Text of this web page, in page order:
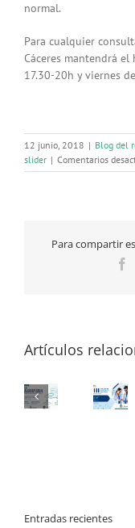
normal.
Para cualquier
Cáceres mantendrá
17.30-20h y viernes
12 junio, 2018 | Blog del
slider | Comentarios
Para compartir
Artículos
Entradas recientes